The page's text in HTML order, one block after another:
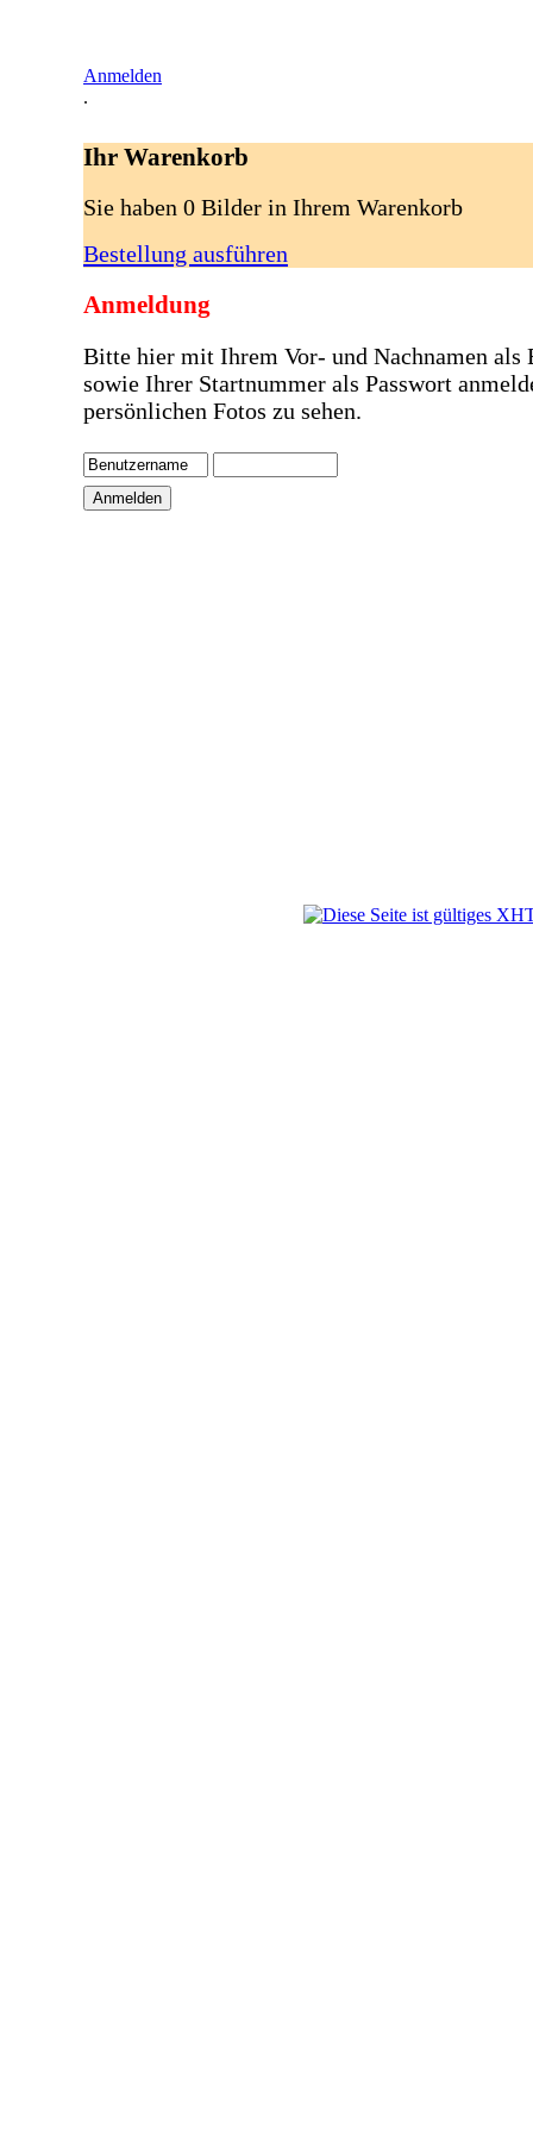
Anmelden
.
Ihr Warenkorb
Sie haben 0 Bilder in Ihrem Warenkorb
Bestellung ausführen
Anmeldung
Bitte hier mit Ihrem Vor- und Nachnamen als
sowie Ihrer Startnummer als Passwort
persönlichen Fotos zu sehen.